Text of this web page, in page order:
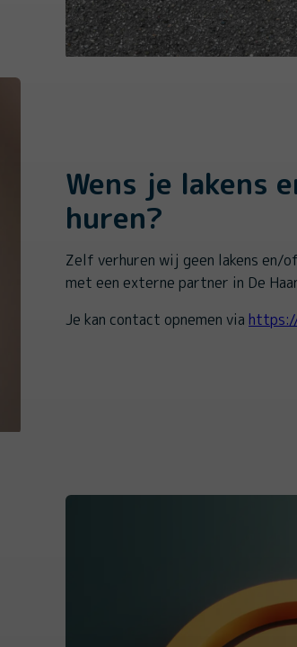
Wens je lakens
huren?
Zelf verhuren wij geen lakens en/
met een externe partner in De
Je kan contact opnemen via